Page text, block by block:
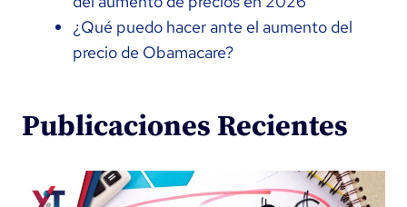
¿Qué puedo hacer ante el aumento del
precio de Obamacare?
Publicaciones Recientes